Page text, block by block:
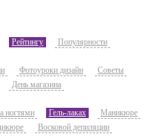
Рейтингу Популярности
Фотоуроки дизайн
Советы
День магазина
ногтями Гель-лаках
Маникюре
Восковой депиляции